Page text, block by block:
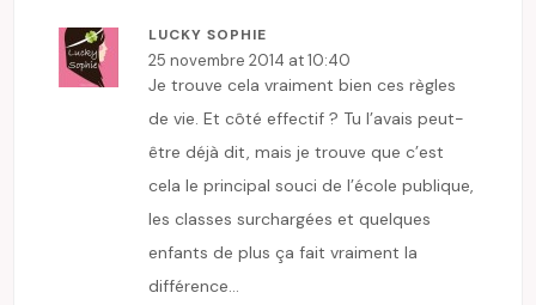
LUCKY SOPHIE
25 novembre 2014 at 10:40
Je trouve cela vraiment bien ces règles
de vie. Et côté effectif ? Tu l’avais peut-
être déjà dit, mais je trouve que c’est
cela le principal souci de l’école publique,
les classes surchargées et quelques
enfants de plus ça fait vraiment la
différence…